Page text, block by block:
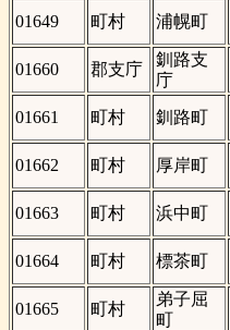
01649
町村 浦幌町
01660
郡支庁
釧路支
庁
01661 町村 釧路町
01662
町村 厚岸町
01663
町村 浜中町
01664
町村 標茶町
01665
町村
弟子屈
町